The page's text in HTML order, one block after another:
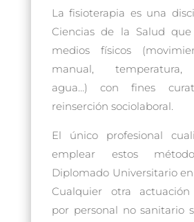
La fisioterapia es una
Ciencias de la Salud
medios físicos
manual, temperatura,
agua…) con fines
reinserción sociolaboral.
El único profesional
emplear estos
Diplomado Universitario en
Cualquier otra actuación
por personal no sanitario